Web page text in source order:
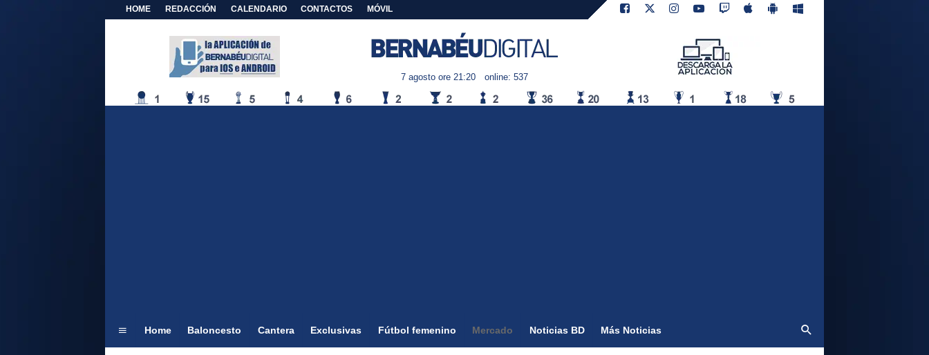
HOME REDACCIÓN CALENDARIO CONTACTOS MÓVIL
7 agosto ore 21:20 online: 537
Home Baloncesto Cantera Exclusivas Fútbol femenino Mercado Noticias BD Más Noticias